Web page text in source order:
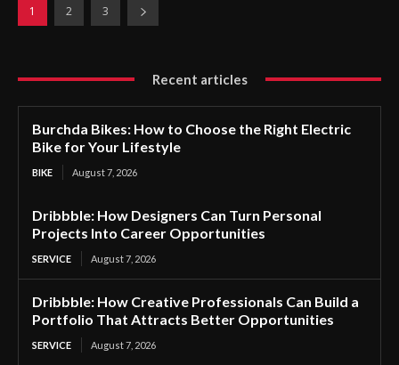
1 2 3
Recent articles
Burchda Bikes: How to Choose the Right Electric
Bike for Your Lifestyle
BIKE August 7, 2026
Dribbble: How Designers Can Turn Personal
Projects Into Career Opportunities
SERVICE August 7, 2026
Dribbble: How Creative Professionals Can Build a
Portfolio That Attracts Better Opportunities
SERVICE August 7, 2026